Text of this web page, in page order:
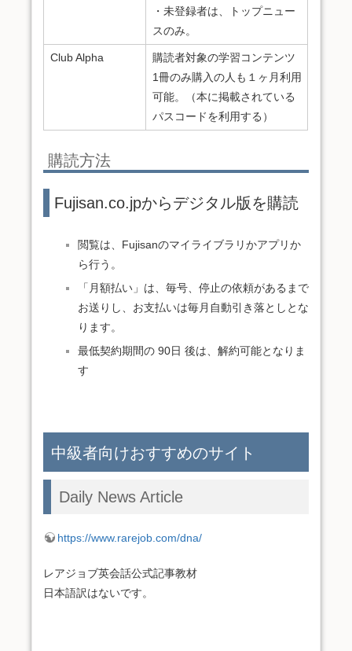
・未登録者は、トップニュー
スのみ。
Club Alpha
購読者対象の学習コンテンツ
1冊のみ購入の人も１ヶ月利用
可能。（本に掲載されている
パスコードを利用する）
購読方法
Fujisan.co.jpからデジタル版を購読
閲覧は、Fujisanのマイライブラリかアプリか
ら行う。
「月額払い」は、毎号、停止の依頼があるまで
お送りし、お支払いは毎月自動引き落としとな
ります。
最低契約期間の 90日 後は、解約可能となりま
す
中級者向けおすすめのサイト
Daily News Article
https://www.rarejob.com/dna/
レアジョブ英会話公式記事教材
日本語訳はないです。